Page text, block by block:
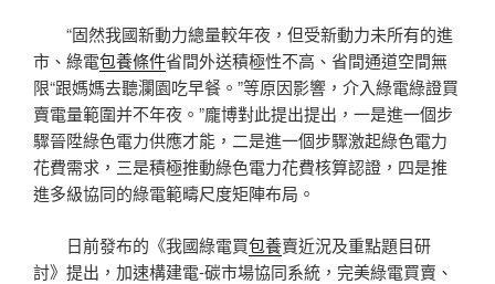
“固然我國新動力總量較年夜，但受新動力未所有的進
市、綠電包養條件省間外送積極性不高、省間通道空間無
限“跟媽媽去聽瀾園吃早餐。”等原因影響，介入綠電綠證買
賣電量範圍并不年夜。”龐博對此提出提出，一是進一個步
驟晉陞綠色電力供應才能，二是進一個步驟激起綠色電力
花費需求，三是積極推動綠色電力花費核算認證，四是推
進多級協同的綠電範疇尺度矩陣布局。
日前發布的《我國綠電買包養賣近況及重點題目研
討》提出，加速構建電-碳市場協同系統，完美綠電買賣、